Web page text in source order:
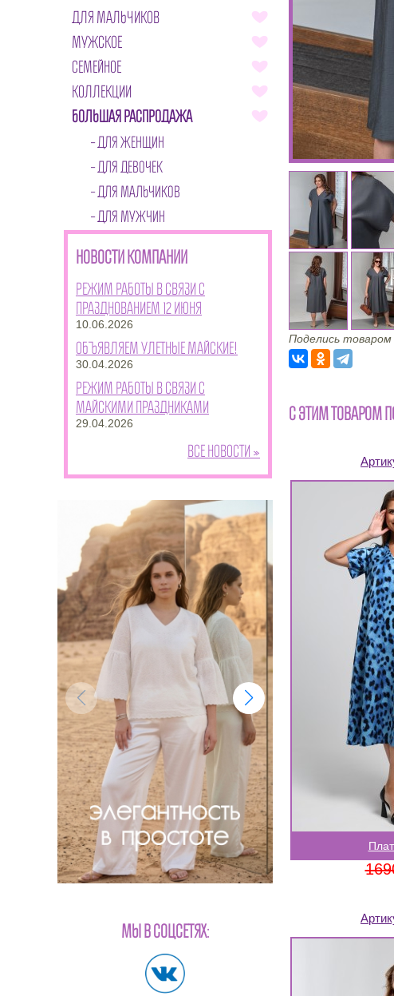
ДЛЯ МАЛЬЧИКОВ
МУЖСКОЕ
СЕМЕЙНОЕ
КОЛЛЕКЦИИ
БОЛЬШАЯ РАСПРОДАЖА
ДЛЯ ЖЕНЩИН
ДЛЯ ДЕВОЧЕК
ДЛЯ МАЛЬЧИКОВ
ДЛЯ МУЖЧИН
НОВОСТИ КОМПАНИИ
Режим работы в связи с
празднованием 12 июня
10.06.2026
Объявляем улетные майские!
30.04.2026
Режим работы в связи с
майскими праздниками
29.04.2026
Все новости »
МЫ В СОЦСЕТЯХ:
Поделись товаром
С ЭТИМ ТОВАРОМ